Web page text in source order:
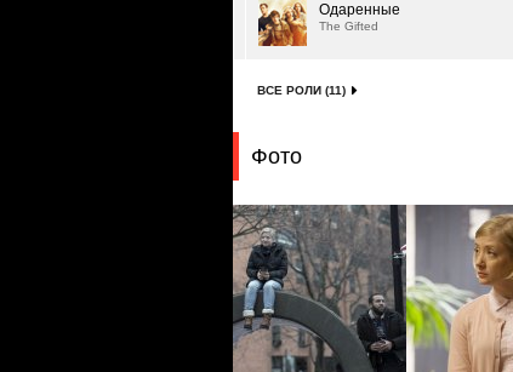
Одаренные
The Gifted
ВСЕ РОЛИ (11)
Фото